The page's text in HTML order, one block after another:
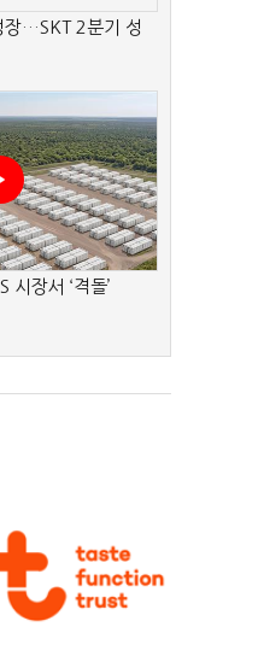
장…SKT 2분기 성
시장서 ‘격돌’